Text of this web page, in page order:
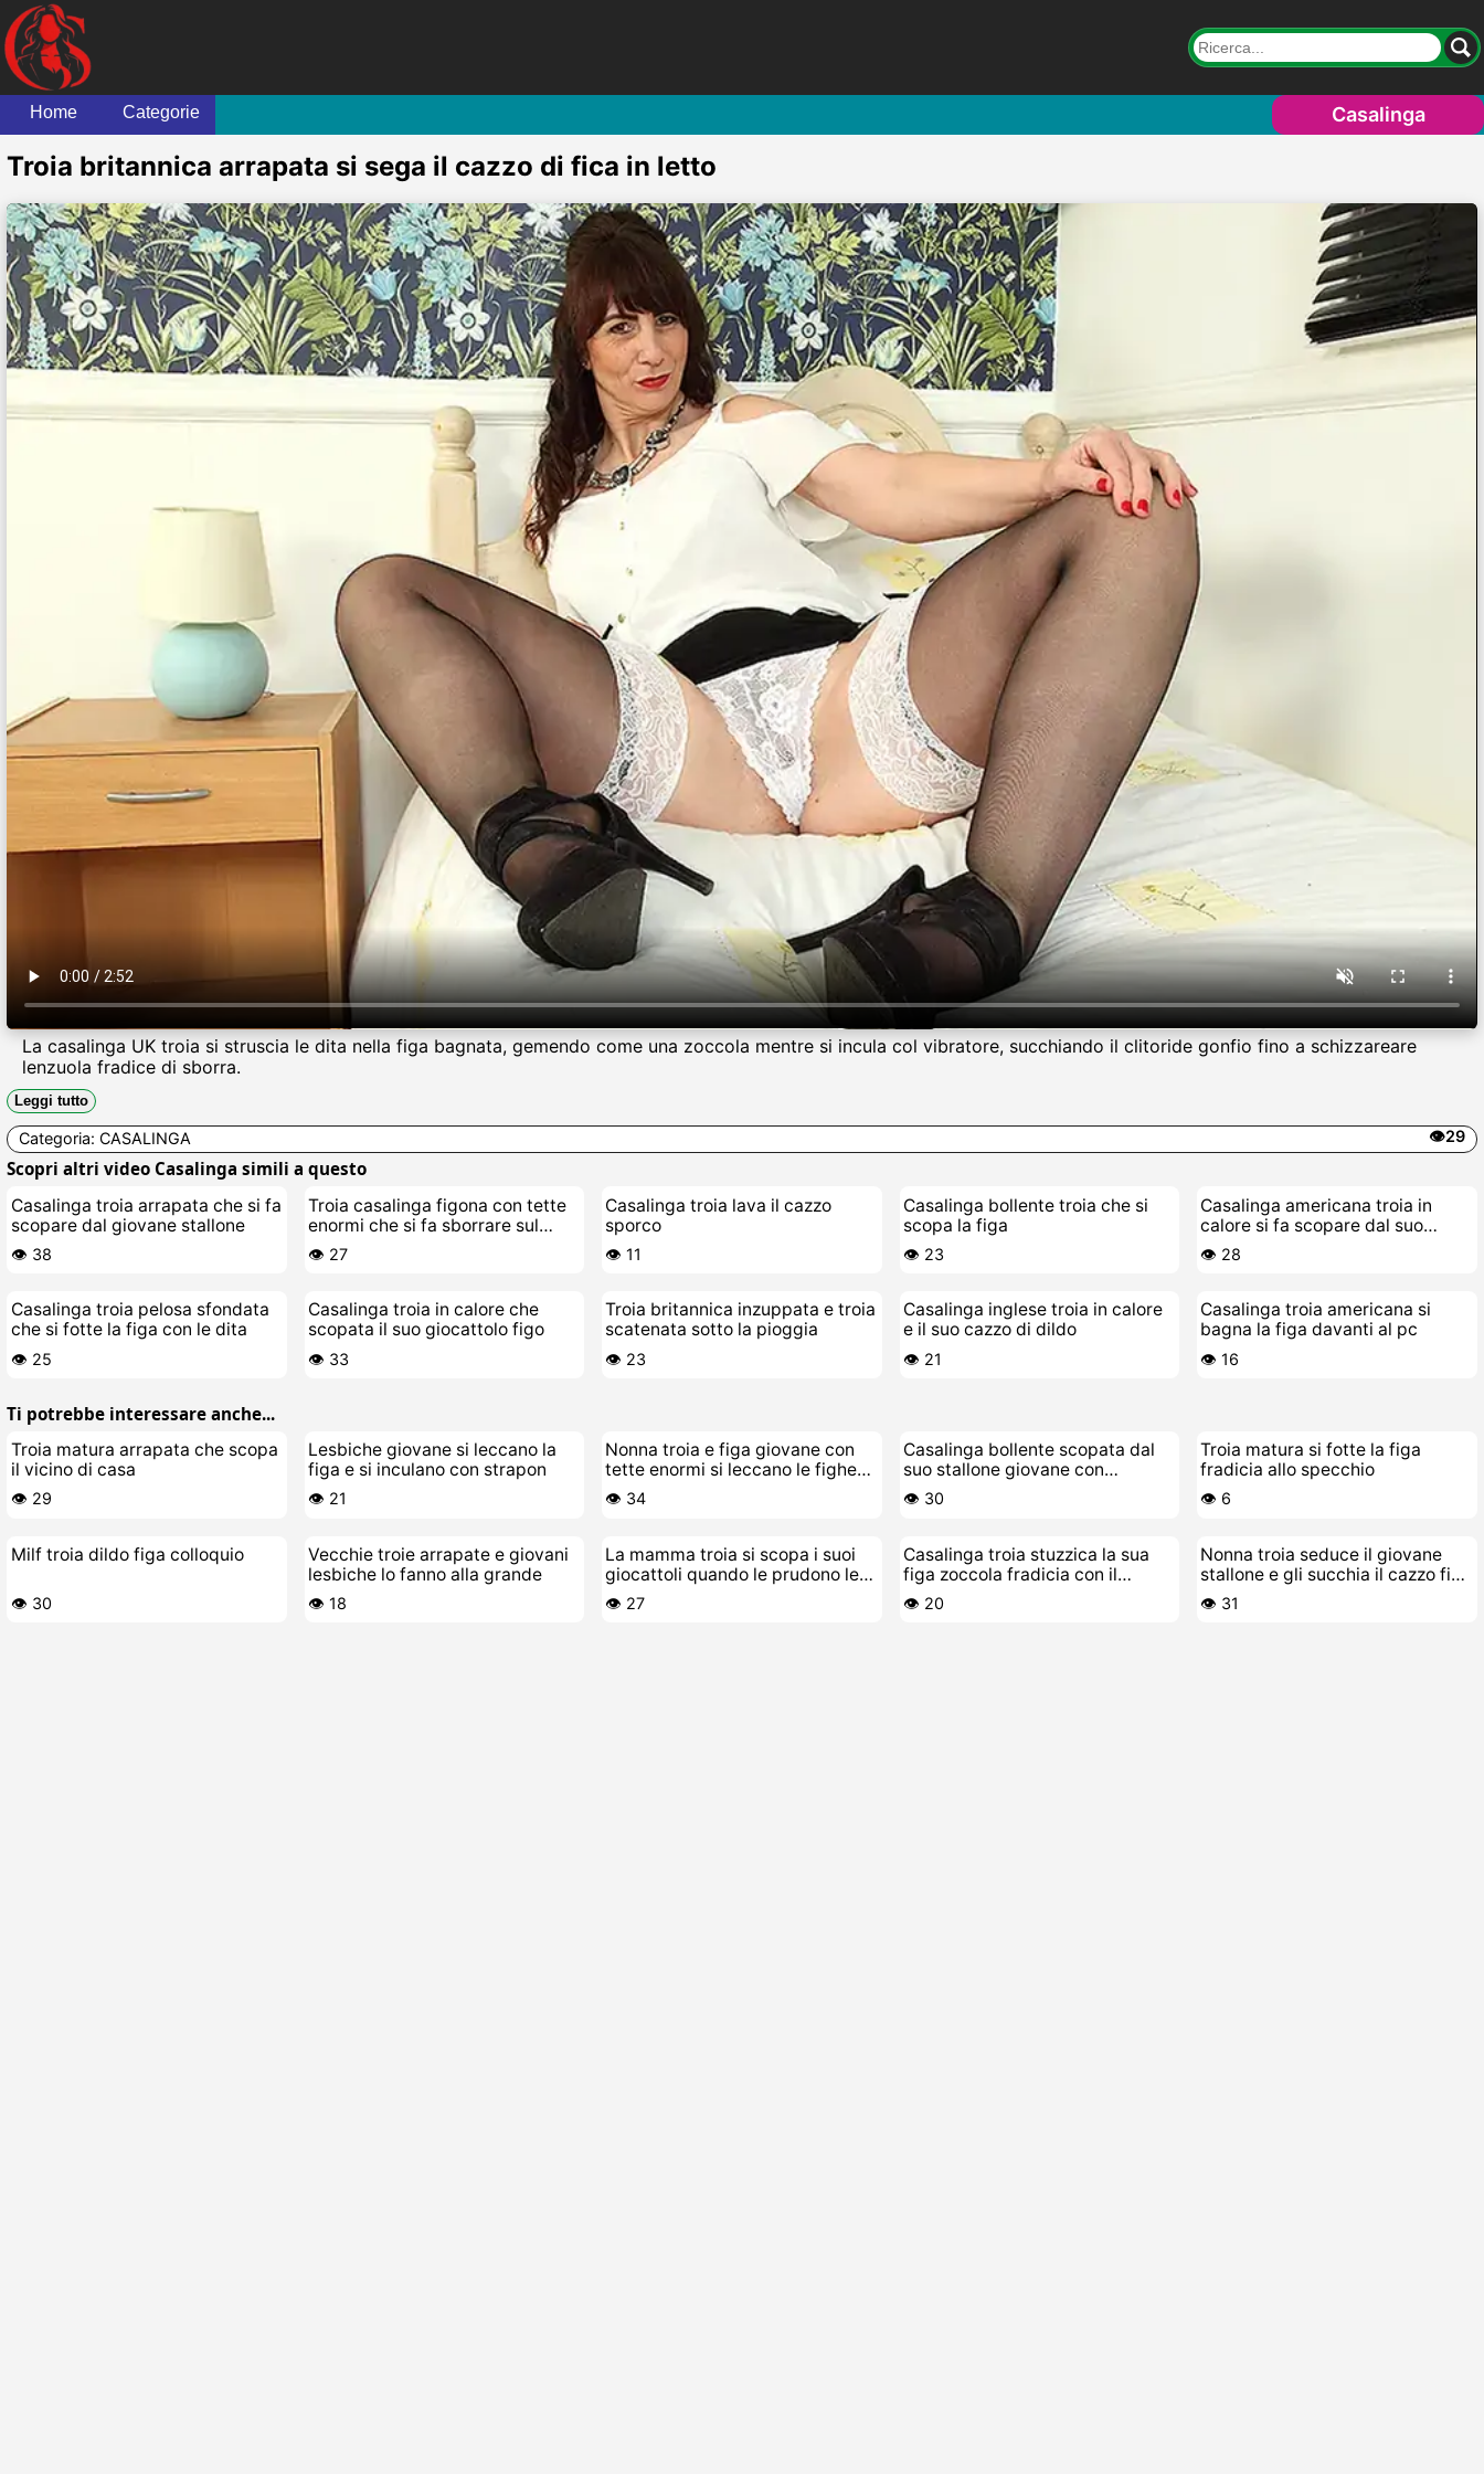
Home Categorie Casalinga
Troia britannica arrapata si sega il cazzo di fica in letto
La casalinga UK troia si struscia le dita nella figa bagnata, gemendo come una zoccola mentre si incula col vibratore, succhiando il clitoride gonfio fino a schizzareare
lenzuola fradice di sborra.
Leggi tutto
Categoria: CASALINGA 👁️29
Scopri altri video Casalinga simili a questo
Casalinga troia arrapata che si fa
scopare dal giovane stallone
👁️ 38
Troia casalinga figona con tette
enormi che si fa sborrare sul
divano
👁️ 27
Casalinga troia lava il cazzo
sporco
👁️ 11
Casalinga bollente troia che si
scopa la figa
👁️ 23
Casalinga americana troia in
calore si fa scopare dal suo
cazzo di giocattolo
👁️ 28
Casalinga troia pelosa sfondata
che si fotte la figa con le dita
👁️ 25
Casalinga troia in calore che
scopata il suo giocattolo figo
👁️ 33
Troia britannica inzuppata e troia
scatenata sotto la pioggia
👁️ 23
Casalinga inglese troia in calore
e il suo cazzo di dildo
👁️ 21
Casalinga troia americana si
bagna la figa davanti al pc
👁️ 16
Ti potrebbe interessare anche...
Troia matura arrapata che scopa
il vicino di casa
👁️ 29
Lesbiche giovane si leccano la
figa e si inculano con strapon
👁️ 21
Nonna troia e figa giovane con
tette enormi si leccano le fighe
zuppe
👁️ 34
Casalinga bollente scopata dal
suo stallone giovane con
sborrata dentro
👁️ 30
Troia matura si fotte la figa
fradicia allo specchio
👁️ 6
Milf troia dildo figa colloquio
👁️ 30
Vecchie troie arrapate e giovani
lesbiche lo fanno alla grande
👁️ 18
La mamma troia si scopa i suoi
giocattoli quando le prudono le
fiche
👁️ 27
Casalinga troia stuzzica la sua
figa zoccola fradicia con il
ghiaccio
👁️ 20
Nonna troia seduce il giovane
stallone e gli succhia il cazzo fino
in gola
👁️ 31